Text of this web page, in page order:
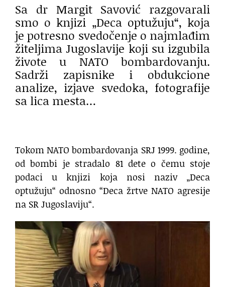
Sa dr Margit Savović razgovarali
smo o knjizi „Deca optužuju“, koja
je potresno svedočenje o najmlađim
žiteljima Jugoslavije koji su izgubila
živote u NATO bombardovanju.
Sadrži zapisnike i obdukcione
analize, izjave svedoka, fotografije
sa lica mesta…
Tokom NATO bombardovanja SRJ 1999. godine,
od bombi je stradalo 81 dete o čemu stoje
podaci u knjizi koja nosi naziv „Deca
optužuju“ odnosno “Deca žrtve NATO agresije
na SR Jugoslaviju“.